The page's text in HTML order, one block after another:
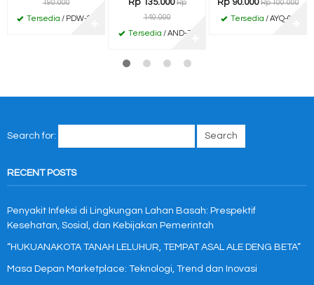
190.000
Tersedia / PDW-24
Rp
140.000
Tersedia / AND-73
Rp 100.000
Tersedia / AYQ-01
Search for:
RECENT POSTS
Penyakit Infeksi di Lingkungan Lahan Basah: Prespektif
Kesehatan, Sosial, dan Kebijakan Pemerintah
“HUKUANAKOTA TANAH LELUHUR, TEMPAT ASAL ALE DENG BETA”
Masa Depan Marketplace: Teknologi, Trend dan Inovasi